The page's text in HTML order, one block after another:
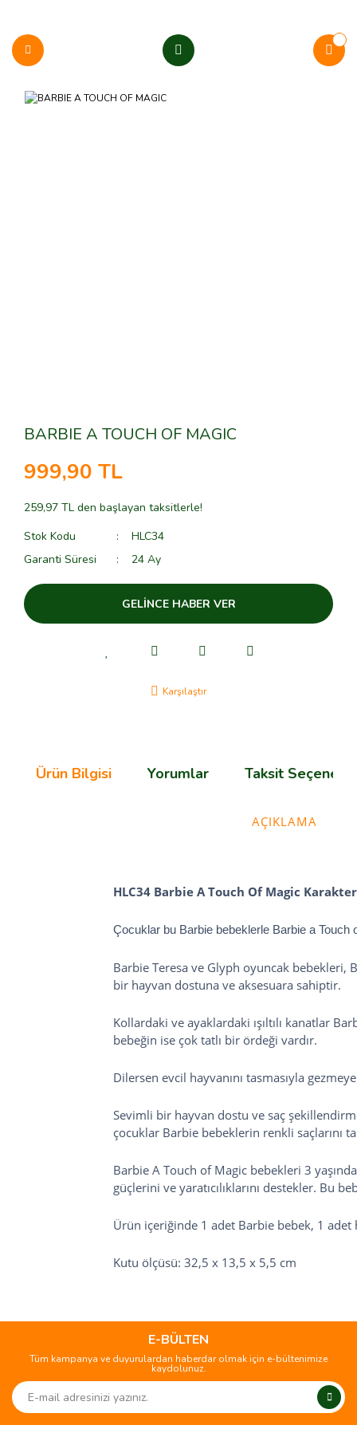
BARBIE A TOUCH OF MAGIC
999,90 TL
259,97 TL den başlayan taksitlerle!
Stok Kodu
HLC34
Garanti Süresi
24 Ay
GELİNCE HABER VER
Karşılaştır
Ürün Bilgisi Yorumlar Taksit
AÇIKLAMA
HLC34 Barbie A Touch Of Magic
Çocuklar bu Barbie bebeklerle Barbie a Touch
Barbie Teresa ve Glyph oyuncak bebekleri,
bir hayvan dostuna ve aksesuara sahiptir.
Kollardaki ve ayaklardaki ışıltılı kanatlar
bebeğin ise çok tatlı bir ördeği vardır.
Dilersen evcil hayvanını tasmasıyla
Sevimli bir hayvan dostu ve saç
çocuklar Barbie bebeklerin renkli
Barbie A Touch of Magic bebekleri 3
güçlerini ve yaratıcılıklarını destekler. Bu
Ürün içeriğinde 1 adet Barbie bebek, 1
Kutu ölçüsü: 32,5 x 13,5 x 5,5 cm
Yorum Yaz
kullanarak tarafımıza iletebilirsiniz.
Görüş ve önerileriniz için teşekkür ederiz.
Ürün açıklamasında eksik bilgiler bulunuyor.
Ürün bilgilerinde hatalar bulunuyor.
E-BÜLTEN
Tüm kampanya ve duyurulardan haberdar olmak için e-bültenimize
kaydolunuz.